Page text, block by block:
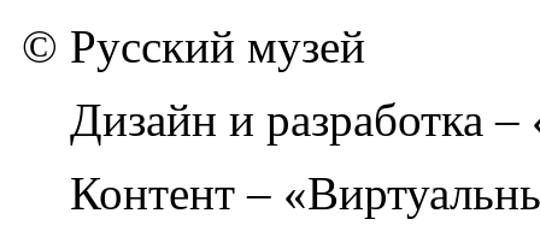
© Русский музей
Дизайн и разработка
Контент –